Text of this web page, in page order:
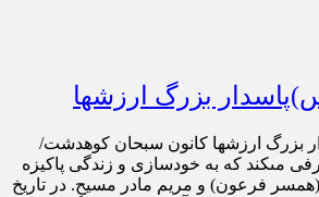
بزرگ ارزشها
ارزشها کانون سبحان کوهدشت/
مى‏كند كه به خودسازى و زندگى پاكيزه
(همسر فرعون) و مريم مادر مسيح. در تاريخ